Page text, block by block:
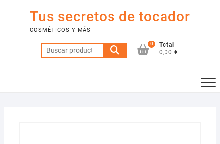
contenido
Tus secretos de tocador
COSMÉTICOS Y MÁS
Buscar
por:
0
Total
0,00 €